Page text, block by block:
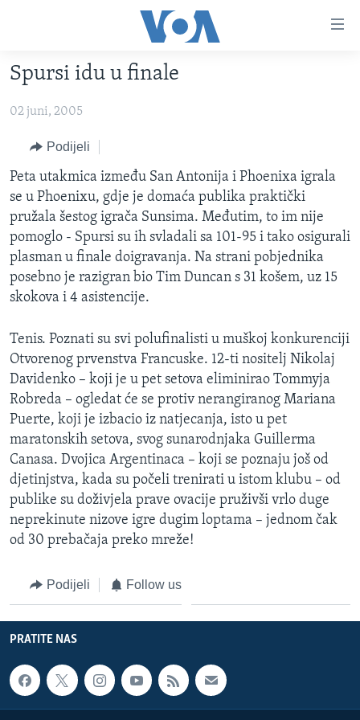
glavni
Pređi
navigaciju
Idi
na
pretragu
TV PROGRAM
VIDEO
FOTOGRAFIJE DANA
VIJESTI
SJEDINJENE AMERIČKE DRŽAVE
BOSNA I HERCEGOVINA
SVIJET
NAUKA I TEHNOLOGIJA
SPECIJALNI PROJEKTI
KORUPCIJA
SLOBODA MEDIJA
IZBJEGLIČKA STRANA
MAGAZIN
O GLASU AMERIKE
Learning English
PRATITE NAS
Spursi idu u finale
02 juni, 2005
Podijeli
Peta utakmica između San Antonija i Phoenixa igrala
se u Phoenixu, gdje je domaća publika praktički
pružala šestog igrača Sunsima. Međutim, to im nije
pomoglo - Spursi su ih svladali sa 101-95 i tako osigurali
plasman u finale doigravanja. Na strani pobjednika
posebno je razigran bio Tim Duncan s 31 košem, uz 15
skokova i 4 asistencije.
Tenis. Poznati su svi polufinalisti u muškoj konkurenciji
Otvorenog prvenstva Francuske. 12-ti nositelj Nikolaj
Davidenko – koji je u pet setova eliminirao Tommyja
Robreda – ogledat će se protiv nerangiranog Mariana
Puerte, koji je izbacio iz natjecanja, isto u pet
maratonskih setova, svog sunarodnjaka Guillerma
Canasa. Dvojica Argentinaca – koji se poznaju još od
djetinjstva, kada su počeli trenirati u istom klubu – od
publike su doživjela prave ovacije pruživši vrlo duge
neprekinute nizove igre dugim loptama – jednom čak
od 30 prebačaja preko mreže!
Podijeli Follow us
PRATITE NAS